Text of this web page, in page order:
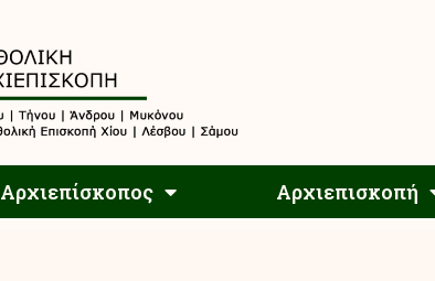
Αρχιεπίσκοπος Αρχιεπισκοπή